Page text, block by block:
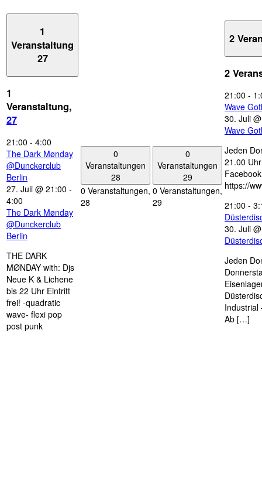
1
Veranstaltung
27
1
Veranstaltung,
27
21:00 - 4:00
The Dark Mønday
@Dunckerclub
Berlin
27. Juli @ 21:00 -
4:00
The Dark Mønday
@Dunckerclub
Berlin
THE DARK
MØNDAY with: Djs
Neue K & Lichene
bis 22 Uhr Eintritt
frei! -quadratic
wave- flexi pop
post punk
0
Veranstaltungen
28
0 Veranstaltungen,
28
0
Veranstaltungen
29
0 Veranstaltungen,
29
2
2
21:00 -
Wave
30. Juli
Wave
Jeden
21.00
https://
21:00 -
30. Juli
Jeden
Industrial
Ab […]